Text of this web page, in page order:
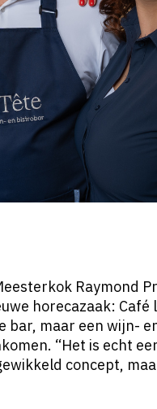
Raymond
horecazaak: Café
bar, maar een wijn-
“Het is echt
concept,